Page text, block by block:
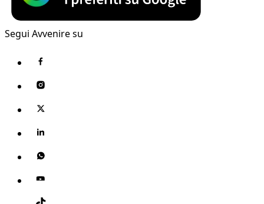
Segui Avvenire su